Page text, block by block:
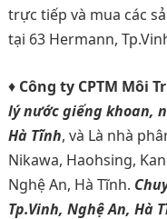
trực tiếp và mua các
tại 63 Hermann,
♦ Công ty CPTM Môi
lý nước giếng khoan,
Hà Tĩnh, và Là nhà
Nikawa, Haohsing,
Nghệ An, Hà Tĩnh.
Tp.Vinh, Nghệ An, Hà